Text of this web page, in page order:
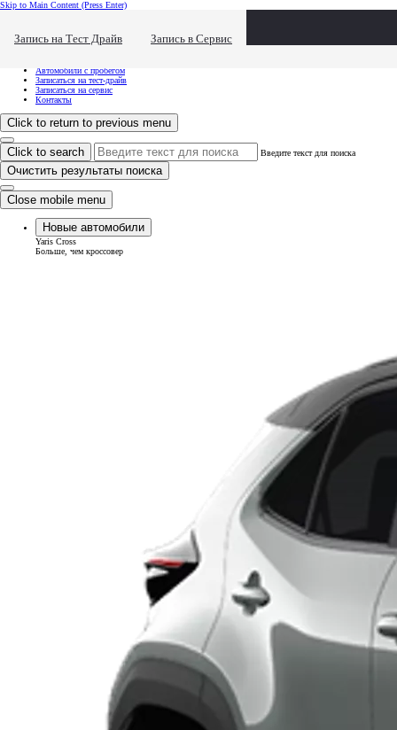
Skip to Main Content (Press Enter)
Запись на Тест Драйв Запись в Сервис
Хочу посмотреть... Click to close the reach out overlay
Автомобили с пробегом
Записаться на тест-драйв
Записаться на сервис
Контакты
Click to return to previous menu
Click to search Введите текст для поиска
Очистить результаты поиска
Close mobile menu
Новые автомобили
Yaris Cross
Больше, чем кроссовер